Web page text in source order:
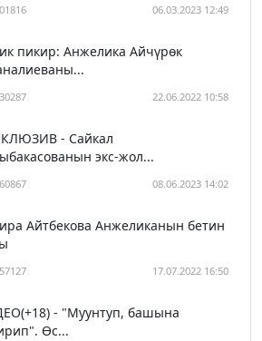
06.03.2023 12:49
пикир: Анжелика Айчүрөк
22.06.2022 10:58
- Сайкал
экс-жол...
08.06.2023 14:02
Айтбекова Анжеликанын бетин
17.07.2022 16:50
- "Муунтуп, башына
Өс...